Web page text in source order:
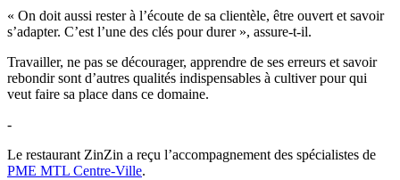
« On doit aussi rester à l’écoute de sa clientèle, être ouvert et savoir
s’adapter. C’est l’une des clés pour durer », assure-t-il.
Travailler, ne pas se décourager, apprendre de ses erreurs et savoir
rebondir sont d’autres qualités indispensables à cultiver pour qui
veut faire sa place dans ce domaine.
-
Le restaurant ZinZin a reçu l’accompagnement des spécialistes de
PME MTL Centre-Ville.